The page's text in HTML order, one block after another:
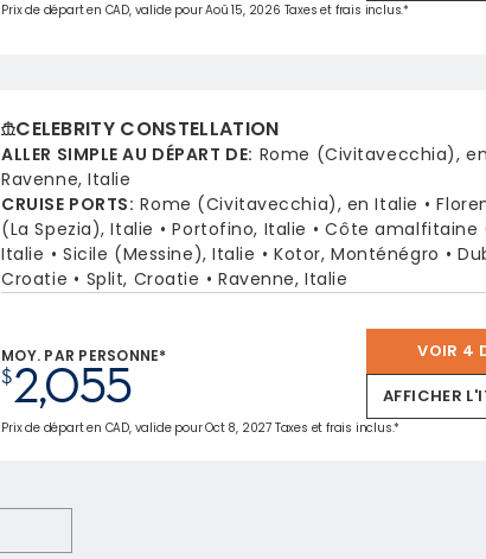
Prix de départ en CAD, valide pour Aoû 15, 2026 Taxes et frais inclus.*
CELEBRITY CONSTELLATION
ALLER SIMPLE AU DÉPART DE: Rome (Civitavecchia),
Ravenne, Italie
CRUISE PORTS: Rome (Civitavecchia), en Italie
(La Spezia), Italie
Portofino, Italie
Côte amalfitaine
Italie
Sicile (Messine), Italie Kotor, Monténégro
Croatie
Split, Croatie Ravenne, Italie
MOY. PAR PERSONNE*
$2,055
VOIR 4
AFFICHER
Prix de départ en CAD, valide pour Oct 8, 2027 Taxes et frais inclus.*